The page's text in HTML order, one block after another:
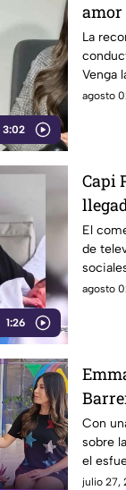
3:02
amor
La
Venga
región
casa”
agosto
1:26
Capi
bebé
El
de
nuevo
agosto
del
Con
sobre
el
julio 27,